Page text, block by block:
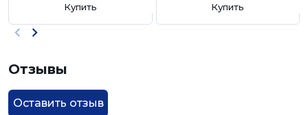
Купить Купить
Отзывы
Оставить отзыв